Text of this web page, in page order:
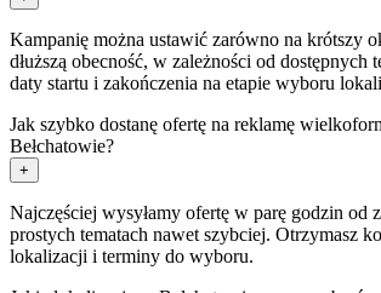
Kampanię można ustawić zarówno na krótszy
dłuższą obecność, w zależności od dostępnych
daty startu i zakończenia na etapie wyboru
Jak szybko dostanę ofertę na reklamę
Bełchatowie?
+
Najczęściej wysyłamy ofertę w parę godzin od
prostych tematach nawet szybciej. Otrzymasz
lokalizacji i terminy do wyboru.